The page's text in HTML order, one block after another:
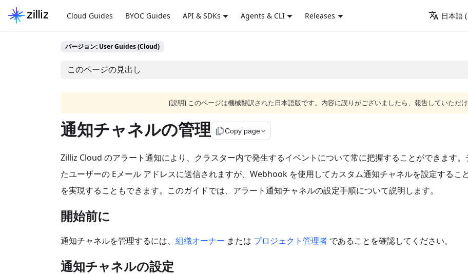
Cloud Guides BYOC Guides API & SDKs Agents & CLI Releases 日本語
バージョン: User Guides (Cloud)
このページの見出し
[説明] このページは機械翻訳された日本語版です。内容に誤りがございましたら、報告していただけ
通知チャネルの管理 file_copyCopy page
Zilliz Cloud のアラート通知により、クラスター内で発生するイベントについて常に把握することができます
たユーザーの Eメール アドレスに送信されますが、Webhook を使用してカスタム通知チャネルを設定するこ
を実現することもできます。このガイドでは、アラート通知チャネルの設定手順について説明します。
開始前に
通知チャネルを管理するには、 組織オーナー または プロジェクト管理者 であることを確認してください。
通知チャネルの設定